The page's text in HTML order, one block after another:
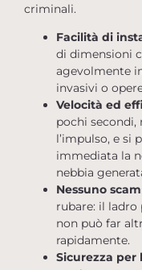
criminali.
Facilità di
di dimensioni
agevolmente
invasivi o
Velocità ed
pochi secondi,
l’impulso, e si
immediata la
nebbia
Nessuno
rubare: il ladro
non può far
rapidamente.
Sicurezza per